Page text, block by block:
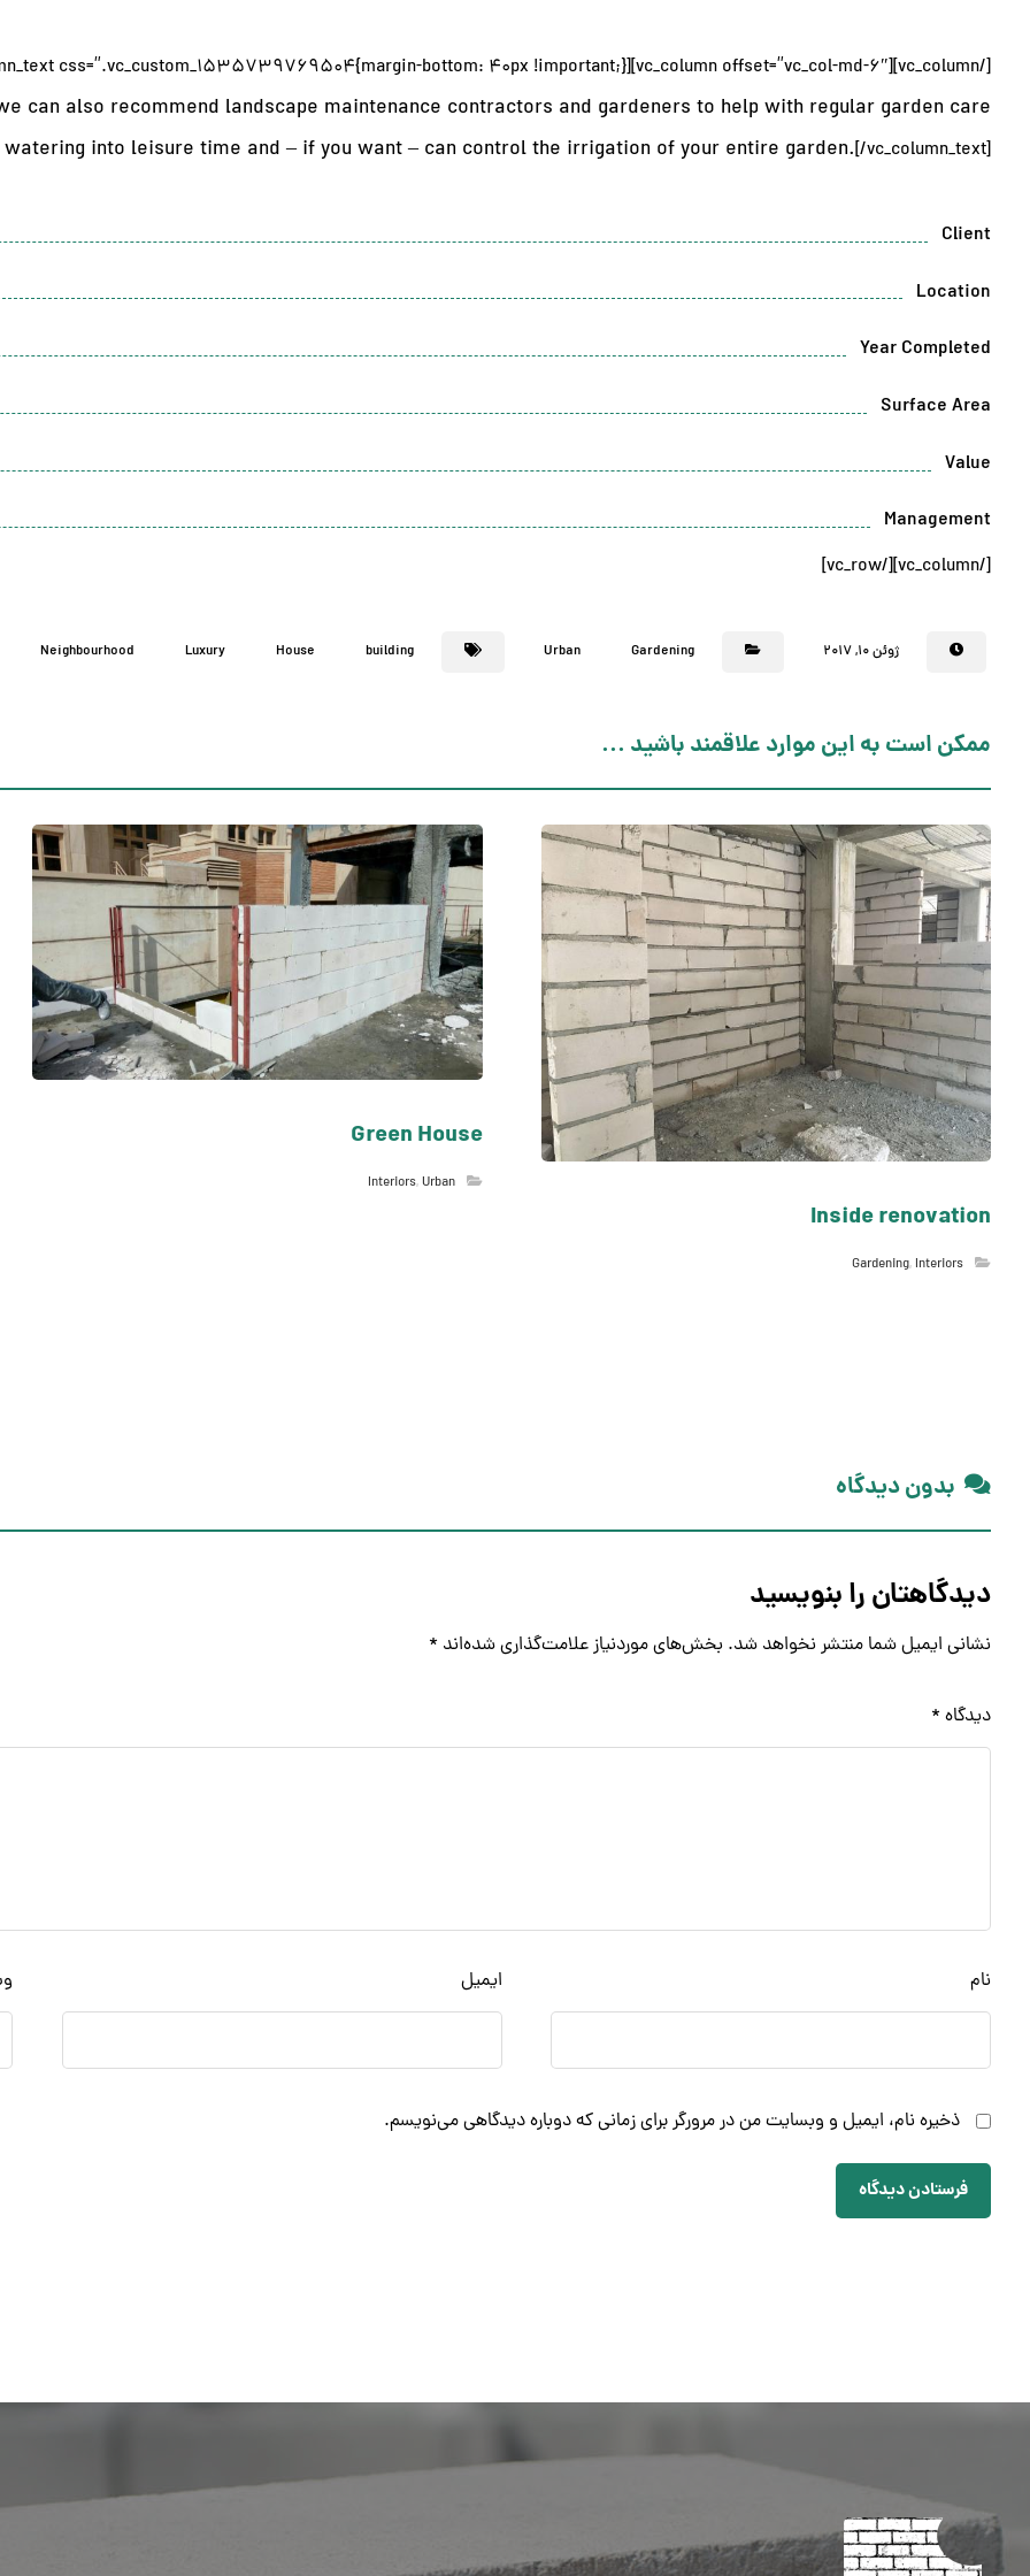
[/vc_column][vc_column offset=”vc_col-md-6″][vc_column_text css=”.vc_custom_1535739769504{margin-bottom: 40px !important;}”]
can also recommend landscape maintenance contractors and gardeners to help with regular garden care.
into leisure time and – if you want – can control the irrigation of your entire garden.[/vc_column_text]
Client
Location
Year Completed
Surface Area
Value
Management
[/vc_column][/vc_row]
ژوئن ۱۰, ۲۰۱۷ Gardening
Urban
building
House
Luxury
Neighbourhood
ممکن است به این موارد علاقمند باشید ...
Inside renovation
Gardening, Interiors
Green House
Interiors,Urban
بدون دیدگاه
دیدگاهتان را بنویسید
نشانی ایمیل شما منتشر نخواهد شد. بخش‌های موردنیاز علامت‌گذاری شده‌اند *
دیدگاه *
نام ایمیل
ذخیره نام، ایمیل و وبسایت من در مرورگر برای زمانی که دوباره دیدگاهی می‌نویسم.
فرستادن دیدگاه